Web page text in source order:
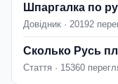
Шпаргалка по
Довідник · 20192
Сколько Русь
Стаття · 15360